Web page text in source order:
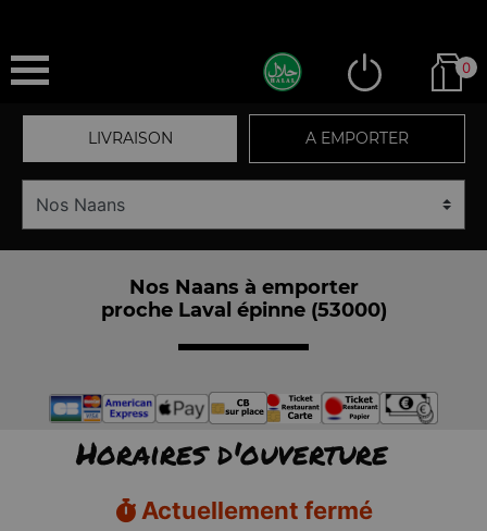
0
LIVRAISON A EMPORTER
Nos Naans à emporter
proche Laval épinne (53000)
Horaires d'ouverture
Actuellement fermé